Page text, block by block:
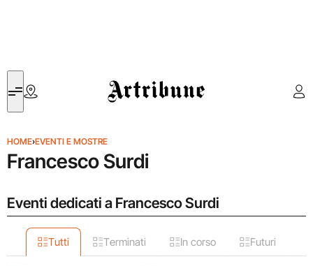
Artribune
HOME›EVENTI E MOSTRE
Francesco Surdi
Eventi dedicati a Francesco Surdi
Tutti Terminati In corso Futuri